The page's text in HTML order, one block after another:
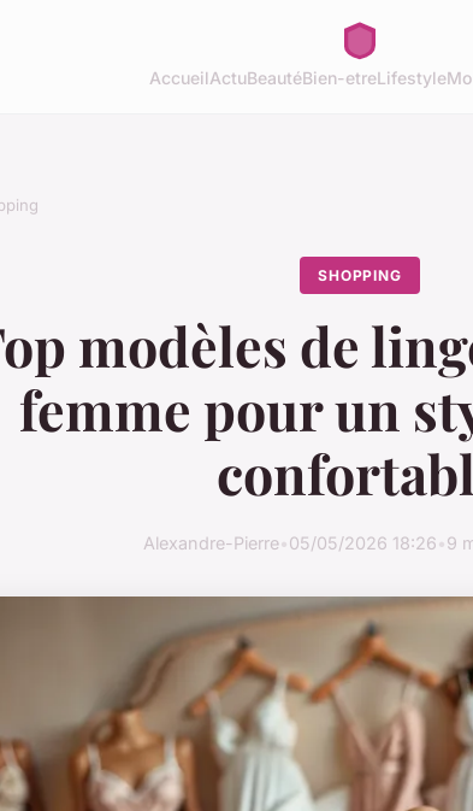
AccueilActuBeautéBien-etreLifestyle
SHOPPING
modèles de
femme pour un
Alexandre-Pierre•05/05/2026 18:26•9